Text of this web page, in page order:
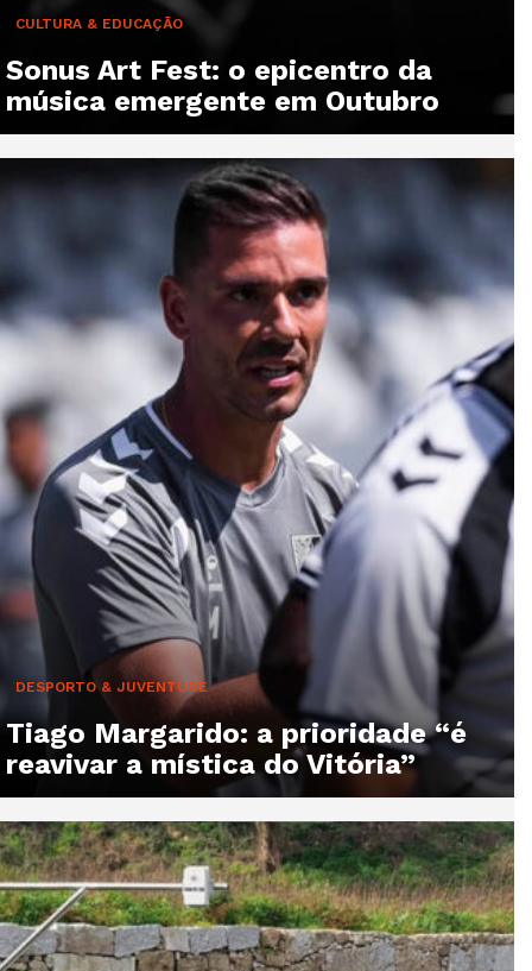
CULTURA & EDUCAÇÃO
Sonus Art Fest: o epicentro da
música emergente em Outubro
DESPORTO & JUVENTUDE
Tiago Margarido: a prioridade “é
reavivar a mística do Vitória”